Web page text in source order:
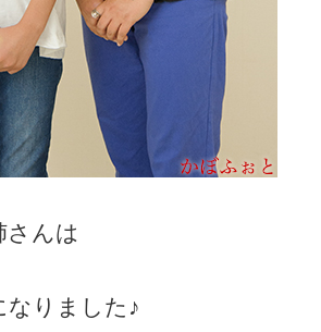
さんは
なりました♪